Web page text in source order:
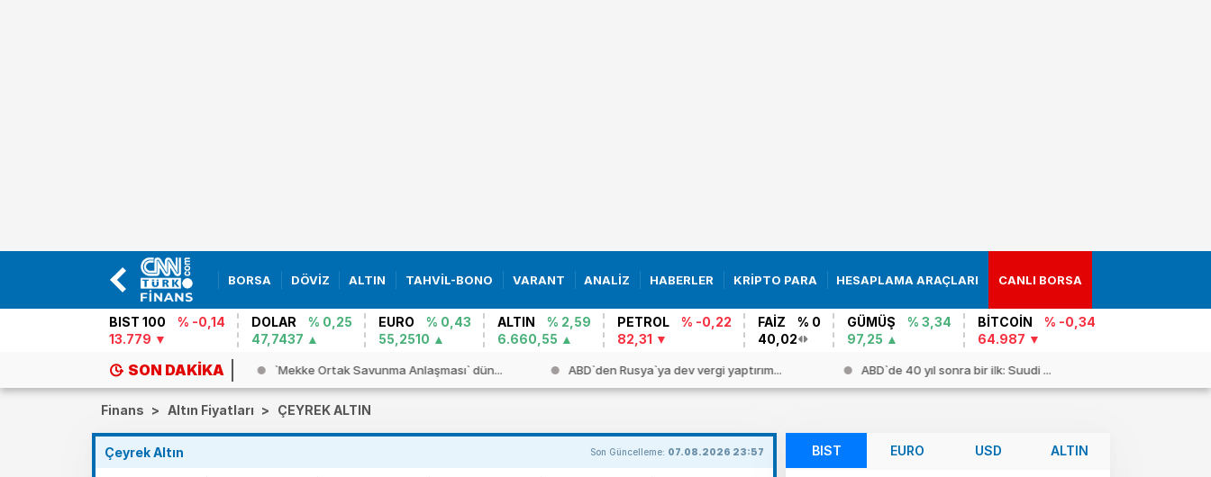
BORSA DÖVİZ ALTIN TAHVİL-BONO VARANT ANALİZ HABERLER KRİPTO PARA HESAPLAMA ARAÇLARI CANLI BORSA
BIST 100
% -0,14
13.779
DOLAR
% 0,25
47,7437
EURO
% 0,43
55,2510
ALTIN
% 2,59
6.660,55
PETROL
% -0,22
82,31
FAİZ
% 0
40,02
GÜMÜŞ
% 3,34
97,25
BİTCOİN
% -0,34
64.987
SON DAKIKA
737 MAX uçakları için kritik... `Mekke Ortak Savunma Anlaşması` dün... ABD`den Rusya`ya dev vergi yaptırım... ABD`de 40 yıl sonra bir ilk: Suudi ...
Finans > Altın Fiyatları > ÇEYREK ALTIN
Çeyrek Altın Son Güncelleme: 07.08.2026 23:57 BIST EURO USD ALTIN